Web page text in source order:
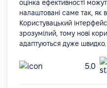
оцінка ефективності
налаштовані саме так, як
Користувацький інтерфейс
зрозумілий, тому нові
адаптуються дуже швидко.
5.0